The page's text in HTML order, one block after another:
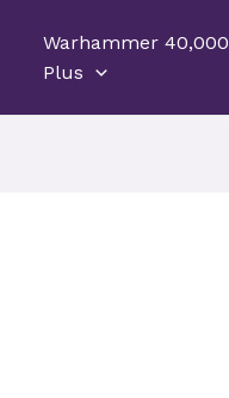
Warhammer 40,000
Plus